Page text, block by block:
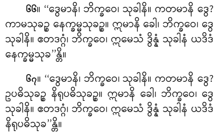
၆၆။ ‘‘ဒွေမာနိ၊ ဘိက္ခဝေ၊ သုခါနိ။ ကတမာနိ ဒွေ?
ကာမသုခဉ္စ နေက္ခမ္မသုခဉ္စ။ ဣမာနိ ခေါ၊ ဘိက္ခဝေ၊ ဒွေ
သုခါနိ။ ဧတဒဂ္ဂံ၊ ဘိက္ခဝေ၊ ဣမေသံ ဒွိန္နံ သုခါနံ ယဒိဒံ
နေက္ခမ္မသုခ’’န္တိ။
၆၇။ ‘‘ဒွေမာနိ၊ ဘိက္ခဝေ၊ သုခါနိ။ ကတမာနိ ဒွေ?
ဥပဓိသုခဉ္စ နိရုပဓိသုခဉ္စ။ ဣမာနိ ခေါ၊ ဘိက္ခဝေ၊ ဒွေ
သုခါနိ။ ဧတဒဂ္ဂံ၊ ဘိက္ခဝေ၊ ဣမေသံ ဒွိန္နံ သုခါနံ ယဒိဒံ
နိရုပဓိသုခ’’န္တိ။